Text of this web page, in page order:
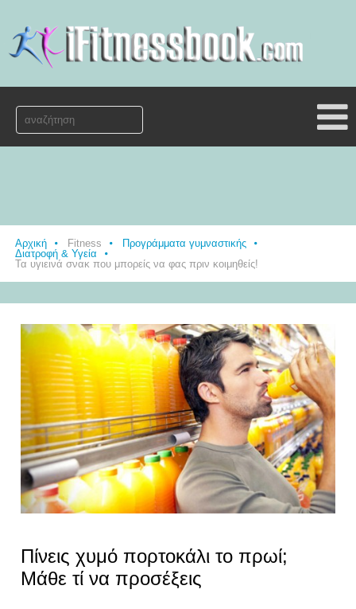
Αρχική Fitness
Προγράμματα γυμναστικής
Διατροφή & Υγεία
Τα υγιεινά σνακ που μπορείς να φας πριν κοιμηθείς!
Πίνεις χυμό πορτοκάλι το πρωί;
Μάθε τί να προσέξεις